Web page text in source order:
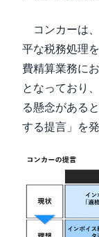
自治体・公共機
コンカーは
平な税務処理
費精算業務に
となっており
る懸念がある
する提言」を